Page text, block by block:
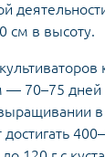
см в высоту.
70–75 дней